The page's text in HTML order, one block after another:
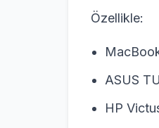
Özellikle:
ASUS
HP